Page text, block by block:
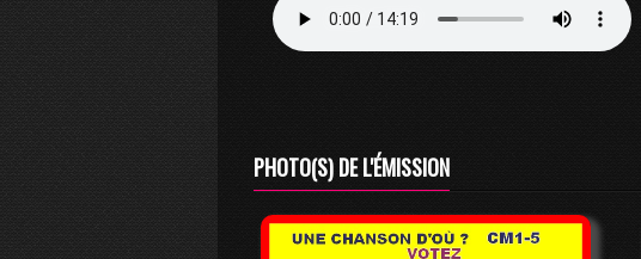
PHOTO(S) DE L'ÉMISSION